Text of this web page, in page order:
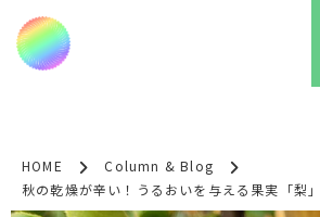
HOME
Column & Blog
秋の乾燥が辛い！うるおいを与える果実「梨」